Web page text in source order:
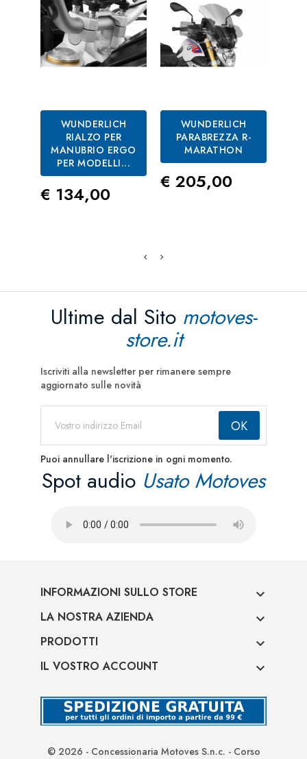
WUNDERLICH
RIALZO PER
MANUBRIO ERGO
PER MODELLI...
Prezzo
€ 134,00
WUNDERLICH
PARABREZZA R-
MARATHON
Prezzo
€ 205,00
Ultime dal Sito motoves-
store.it
Iscriviti alla newsletter per rimanere sempre
aggiornato sulle novità
Puoi annullare l'iscrizione in ogni momento.
Spot audio Usato Motoves
INFORMAZIONI SULLO STORE 
LA NOSTRA AZIENDA 
PRODOTTI 
IL VOSTRO ACCOUNT 
© 2026 - Concessionaria Motoves S.n.c. - Corso